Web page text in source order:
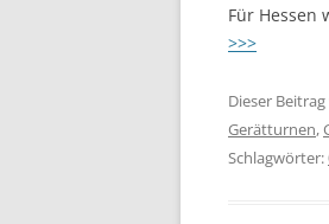
Für Hessen
>>>
Dieser
Gerätturnen,
Schlagwörter: